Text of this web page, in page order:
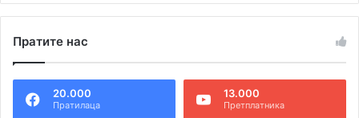
Пратите нас
20.000
Пратилаца
13.000
Претплатника